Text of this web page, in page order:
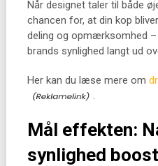
Når designet taler til både
chancen for, at din kop
deling og opmærksomhed
brands synlighed langt ud
Her kan du læse mere om
.
Mål effekten:
synlighed